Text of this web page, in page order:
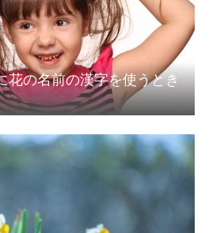
花の名前の漢字を使うとき